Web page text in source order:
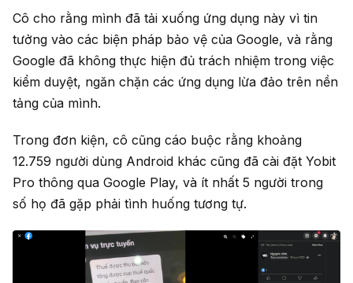
Cô cho rằng mình đã tải xuống ứng dụng này vì tin
tưởng vào các biện pháp bảo vệ của Google, và rằng
Google đã không thực hiện đủ trách nhiệm trong việc
kiểm duyệt, ngăn chặn các ứng dụng lừa đảo trên nền
tảng của mình.
Trong đơn kiện, cô cũng cáo buộc rằng khoảng
12.759 người dùng Android khác cũng đã cài đặt Yobit
Pro thông qua Google Play, và ít nhất 5 người trong
số họ đã gặp phải tình huống tương tự.